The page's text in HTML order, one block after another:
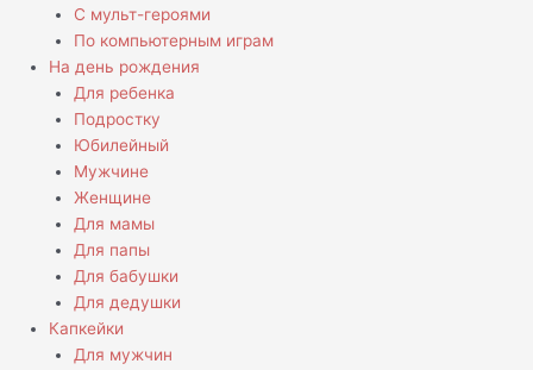
С мульт-героями
По компьютерным играм
На день рождения
Для ребенка
Подростку
Юбилейный
Мужчине
Женщине
Для мамы
Для папы
Для бабушки
Для дедушки
Капкейки
Для мужчин